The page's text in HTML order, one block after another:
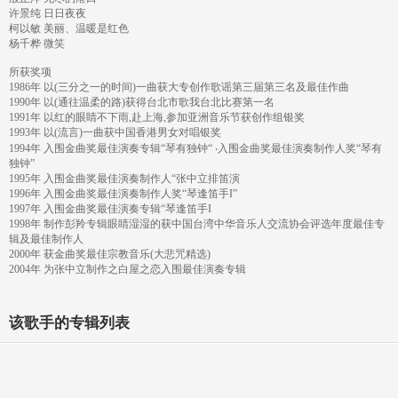
许景纯 日日夜夜
柯以敏 美丽、温暖是红色
杨千桦 微笑
所获奖项
1986年 以(三分之一的时间)一曲获大专创作歌谣第三届第三名及最佳作曲
1990年 以(通往温柔的路)获得台北市歌我台北比赛第一名
1991年 以红的眼睛不下雨,赴上海,参加亚洲音乐节获创作组银奖
1993年 以(流言)一曲获中国香港男女对唱银奖
1994年 入围金曲奖最佳演奏专辑“琴有独钟“ ‧入围金曲奖最佳演奏制作人奖“琴有
独钟”
1995年 入围金曲奖最佳演奏制作人“张中立排笛演
1996年 入围金曲奖最佳演奏制作人奖“琴逢笛手I”
1997年 入围金曲奖最佳演奏专辑“琴逢笛手I
1998年 制作彭羚专辑眼睛湿湿的获中国台湾中华音乐人交流协会评选年度最佳专
辑及最佳制作人
2000年 获金曲奖最佳宗教音乐(大悲咒精选)
2004年 为张中立制作之白屋之恋入围最佳演奏专辑
该歌手的专辑列表